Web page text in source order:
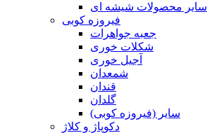
سایر محصولات شیشه ای
فیروزه کوبی
جعبه جواهرات
شکلات خوری
آجیل خوری
شمعدان
قندان
گلدان
سایر (فیروزه کوبی)
دکوپاژ و کلاژ